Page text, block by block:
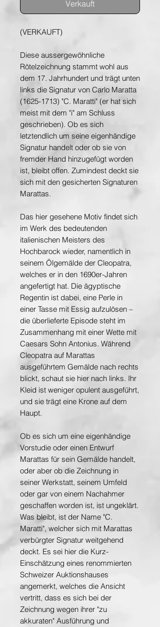
Verkauft
(VERKAUFT)
Diese aussergewöhnliche
Rötelzeichnung stammt wohl aus
dem 17. Jahrhundert und trägt unten
links die Signatur von Carlo Maratta
(1625-1713) "C. Maratti" (er hat sich
meist mit dem "i" am Schluss
geschrieben). Ob es sich
letztendlich um seine eigenhändige
Signatur handelt oder ob sie von
fremder Hand hinzugefügt worden
ist, bleibt offen. Zumindest deckt sie
sich mit den gesicherten Signaturen
Marattas.
Das hier gesehene Motiv findet sich
im Werk des bedeutenden
italienischen Meisters des
Hochbarock wieder, namentlich in
seinem Ölgemälde der Cleopatra,
welches er in den 1690er-Jahren
angefertigt hat. Die ägyptische
Regentin ist dabei, eine Perle in
einer Tasse mit Essig aufzulösen –
die überlieferte Episode steht im
Zusammenhang mit einer Wette mit
Caesars Sohn Antonius. Während
Cleopatra auf Marattas
ausgeführtem Gemälde nach rechts
blickt, schaut sie hier nach links. Ihr
Kleid ist weniger opulent ausgeführt,
und sie trägt eine Krone auf dem
Haupt.
Ob es sich um eine eigenhändige
Vorstudie oder einen Entwurf
Marattas für sein Gemälde handelt,
oder aber ob die Zeichnung in
seiner Werkstatt, seinem Umfeld
oder gar von einem Nachahmer
geschaffen worden ist, ist ungeklärt.
Was bleibt, ist der Name "C.
Maratti", welcher sich mit Marattas
verbürgter Signatur weitgehend
deckt. Es sei hier die Kurz-
Einschätzung eines renommierten
Schweizer Auktionshauses
angemerkt, welches die Ansicht
vertritt, dass es sich bei der
Zeichnung wegen ihrer "zu
akkuraten" Ausführung und